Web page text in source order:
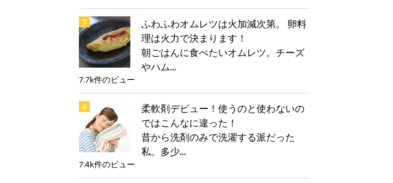
ふわふわオムレツは火加減次第。 卵料
理は火力で決まります！
朝ごはんに食べたいオムレツ。チーズ
やハム...
7.7k件のビュー
柔軟剤デビュー！使うのと使わないの
ではこんなに違った！
昔から洗剤のみで洗濯する派だった
私。多少...
7.4k件のビュー